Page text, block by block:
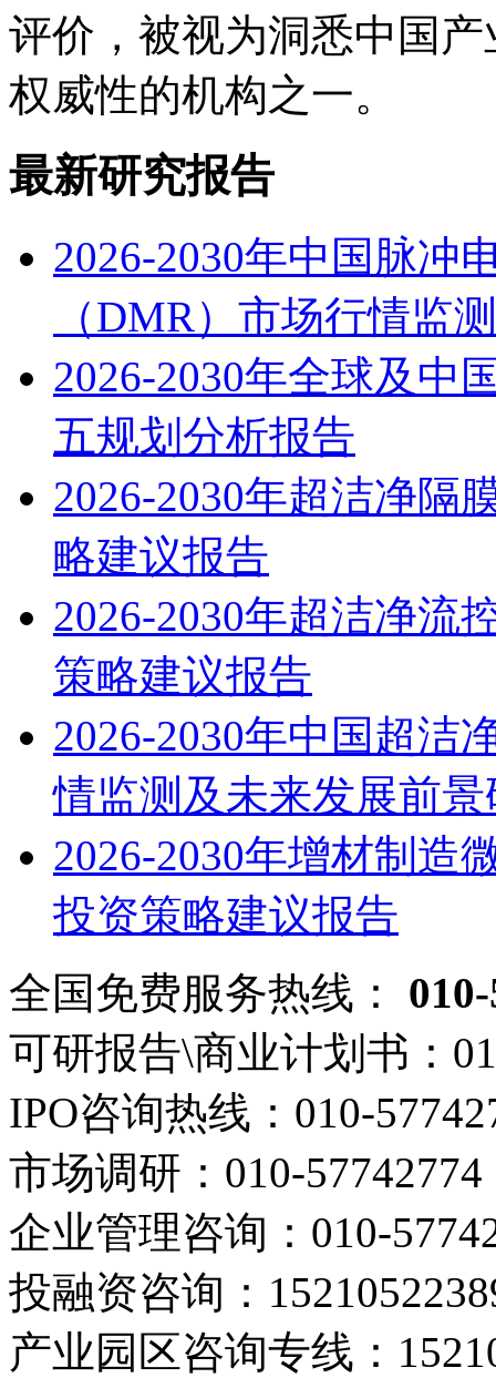
评价，被视为洞悉中国
权威性的机构之一。
最新研究报告
2026-2030年中国脉冲
（DMR）市场行情监
2026-2030年全球及中
五规划分析报告
2026-2030年超洁净隔
略建议报告
2026-2030年超洁净流
策略建议报告
2026-2030年中国超洁
情监测及未来发展前
2026-2030年增材制造
投资策略建议报告
全国免费服务热线：
可研报告\商业计划书：
IPO咨询热线： 010-
市场调研： 010-57742774
企业管理咨询： 010-
投融资咨询：
产业园区咨询专线：